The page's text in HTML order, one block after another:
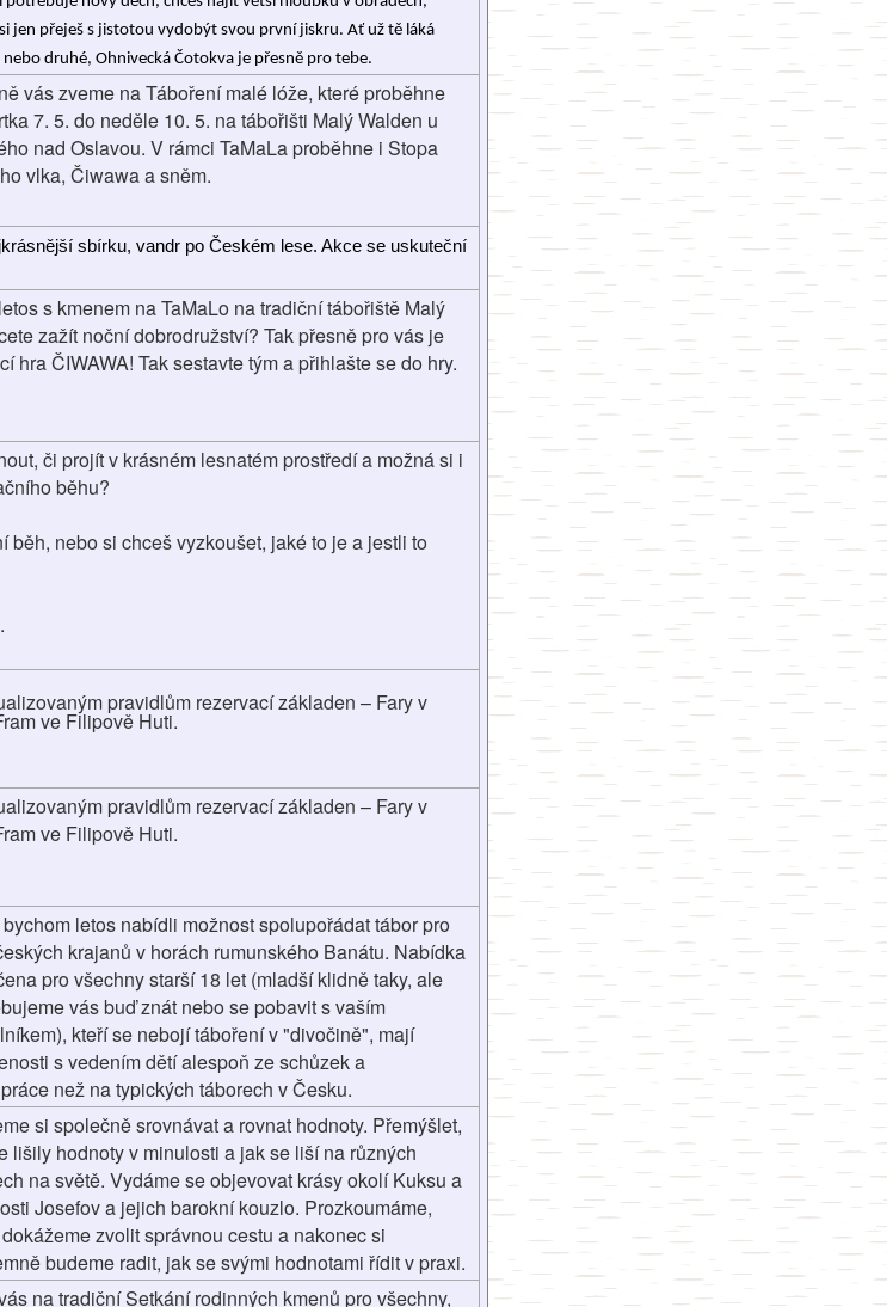
jen přeješ s jistotou vydobýt svou první jiskru. Ať už tě láká
druhé, Ohnivecká Čotokva je přesně pro tebe.
vás zveme na Táboření malé lóže, které proběhne
7. 5. do neděle 10. 5. na tábořišti Malý Walden u
nad Oslavou. V rámci TaMaLa proběhne i Stopa
vlka, Čiwawa a sněm.
sbírku, vandr po Českém lese. Akce se uskuteční
s kmenem na TaMaLo na tradiční tábořiště Malý
zažít noční dobrodružství? Tak přesně pro vás je
hra ČIWAWA! Tak sestavte tým a přihlašte se do hry.
či projít v krásném lesnatém prostředí a možná si i
běhu?
běh, nebo si chceš vyzkoušet, jaké to je a jestli to
pravidlům rezervací základen – Fary v
ve Filipově Huti.
pravidlům rezervací základen – Fary v
ve Filipově Huti.
letos nabídli možnost spolupořádat tábor pro
krajanů v horách rumunského Banátu. Nabídka
pro všechny starší 18 let (mladší klidně taky, ale
vás buď znát nebo se pobavit s vaším
kteří se nebojí táboření v "divočině", mají
s vedením dětí alespoň ze schůzek a
než na typických táborech v Česku.
si společně srovnávat a rovnat hodnoty. Přemýšlet,
lišily hodnoty v minulosti a jak se liší na různých
na světě. Vydáme se objevovat krásy okolí Kuksu a
Josefov a jejich barokní kouzlo. Prozkoumáme,
zvolit správnou cestu a nakonec si
budeme radit, jak se svými hodnotami řídit v praxi.
na tradiční Setkání rodinných kmenů pro všechny,